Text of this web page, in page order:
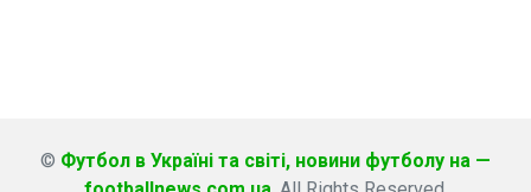
© Футбол в Україні та світі, новини футболу на —